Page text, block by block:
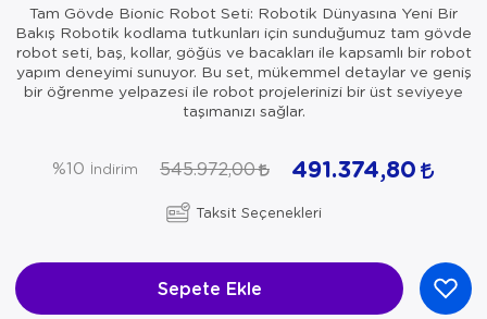
Tam Gövde Bionic Robot Seti: Robotik Dünyasına Yeni Bir
Bakış Robotik kodlama tutkunları için sunduğumuz tam gövde
robot seti, baş, kollar, göğüs ve bacakları ile kapsamlı bir robot
yapım deneyimi sunuyor. Bu set, mükemmel detaylar ve geniş
bir öğrenme yelpazesi ile robot projelerinizi bir üst seviyeye
taşımanızı sağlar.
%10 İndirim 545.972,00 491.374,80
Taksit Seçenekleri
Sepete Ekle